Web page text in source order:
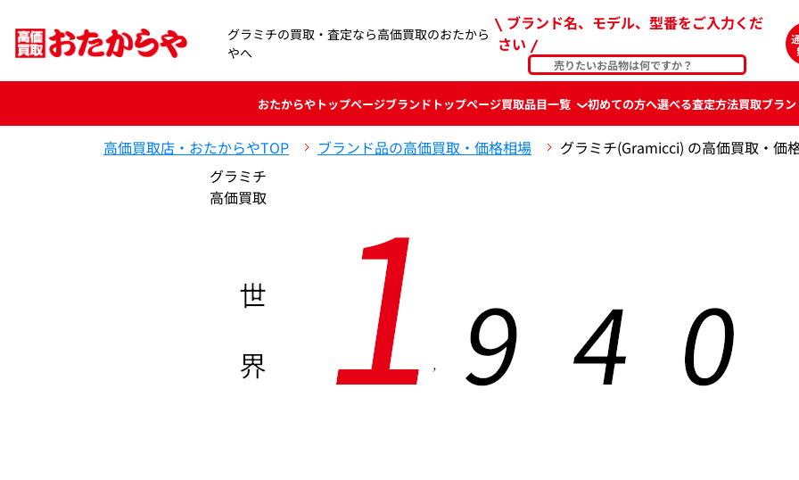
グラミチの買取・査定なら高価買取のおたから
やへ
ブランド名、モデル、型番をご入力くだ
さい
おたからやトップページブランド トップページ買取品目一覧 初めての方へ選べる査定方法買取ブラ
高価買取店・おたからやTOP ブランド品の高価買取・価格相場
グラミチ(Gramicci) の高価買取・価
グラミチ
高価買取
世
界 1, 9 4 0